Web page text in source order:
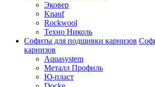
Эковер
Knauf
Rockwool
Техно Николь
Софиты для подшивки карнизов
карнизов
Aquasystem
Металл Профиль
Ю-пласт